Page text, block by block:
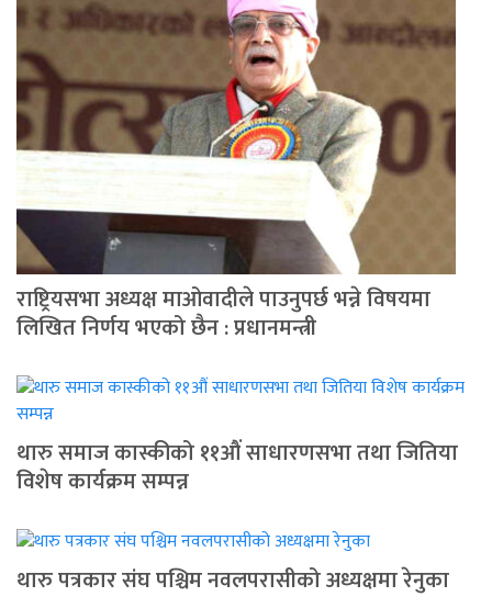
राष्ट्रियसभा अध्यक्ष माओवादीले पाउनुपर्छ भन्ने विषयमा
लिखित निर्णय भएको छैन : प्रधानमन्त्री
थारु समाज कास्कीको ११औं साधारणसभा तथा जितिया
विशेष कार्यक्रम सम्पन्न
थारु पत्रकार संघ पश्चिम नवलपरासीको अध्यक्षमा रेनुका